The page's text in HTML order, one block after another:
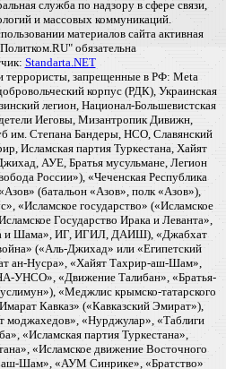
служба по надзору в сфере связи,
и массовых коммуникаций.
материалов сайта активная
обязательна
Standarta.NET
террористы, запрещенные в РФ: Meta
корпус (РДК), Украинская
легион, Национал-Большевистская
Иеговы, Мизантропик Дивижн,
им. Степана Бандеры, НСО, Славянский
Исламская партия Туркестана, Хайят
АУЕ, Братья мусульмане, Легион
России»), «Чеченская Республика
(батальон «Азов», полк «Азов»),
«Исламское государство» («Исламское
Государство Ирака и Леванта»,
и Шама», ИГ, ИГИЛ, ДАИШ), «Джабхат
(«Аль-Джихад» или «Египетский
ан-Нусра», «Хайят Тахрир-аш-Шам»,
УНСО», «Движение Талибан», «Братья-
«Меджлис крымско-татарского
Кавказ» («Кавказский Эмират»),
моджахедов», «Нурджулар», «Таблиги
«Исламская партия Туркестана»,
«Исламское движение Восточного
Шам», «АУМ Синрике», «Братство»